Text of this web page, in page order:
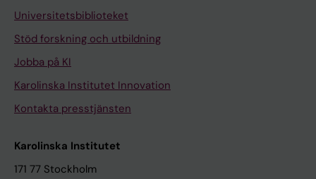
Universitetsbiblioteket
Stöd forskning och utbildning
Jobba på KI
Karolinska Institutet Innovation
Kontakta presstjänsten
Karolinska Institutet
171 77 Stockholm